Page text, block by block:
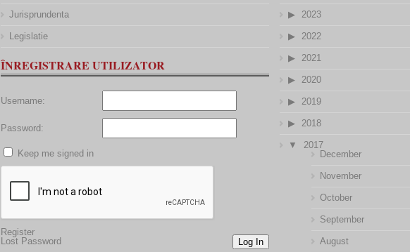
Jurisprundenta
Legislatie
ÎNREGISTRARE UTILIZATOR
Username:
Password:
Keep me signed in
Log In
Register
Lost Password
2023
2022
2021
2020
2019
2018
2017
December
November
October
September
August